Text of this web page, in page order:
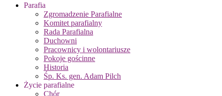
Parafia
Zgromadzenie Parafialne
Komitet parafialny
Rada Parafialna
Duchowni
Pracownicy i wolontariusze
Pokoje gościnne
Historia
Śp. Ks. gen. Adam Pilch
Życie parafialne
Chór